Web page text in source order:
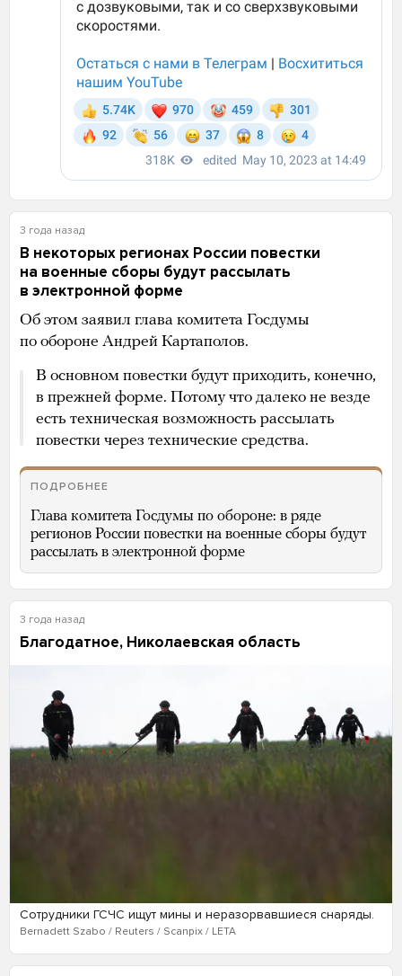
3 года назад
В некоторых регионах России повестки
на военные сборы будут рассылать
в электронной форме
Об этом заявил глава комитета Госдумы
по обороне Андрей Картаполов.
В основном повестки будут приходить, конечно,
в прежней форме. Потому что далеко не везде
есть техническая возможность рассылать
повестки через технические средства.
ПОДРОБНЕЕ
Глава комитета Госдумы по обороне: в ряде
регионов России повестки на военные сборы будут
рассылать в электронной форме
3 года назад
Благодатное, Николаевская область
Сотрудники ГСЧС ищут мины и неразорвавшиеся снаряды.
Bernadett Szabo / Reuters / Scanpix / LETA